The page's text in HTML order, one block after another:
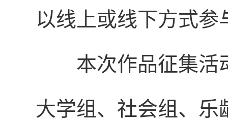
以线上或线下方式参
本次作品征集活
大学组、社会组、乐